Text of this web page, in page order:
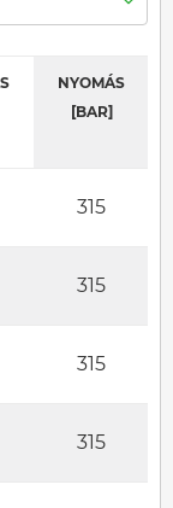
NYOMÁS
[BAR]
315
315
315
315